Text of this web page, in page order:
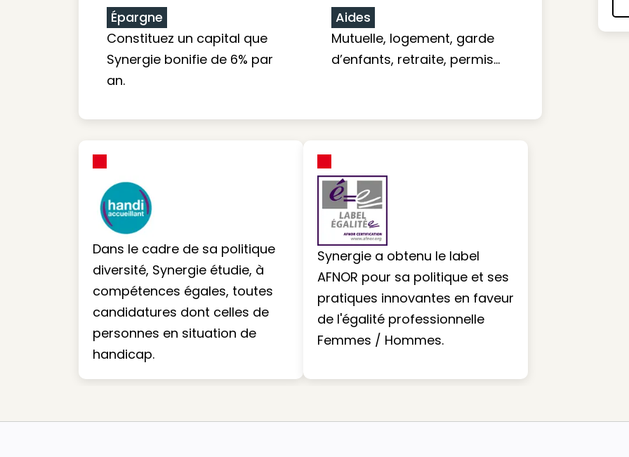
Épargne
Constituez un capital que
Synergie bonifie de 6% par
an.
Aides
Mutuelle, logement, garde
d’enfants, retraite, permis…
Dans le cadre de sa politique
diversité, Synergie étudie, à
compétences égales, toutes
candidatures dont celles de
personnes en situation de
handicap.
Synergie a obtenu le label
AFNOR pour sa politique et ses
pratiques innovantes en faveur
de l'égalité professionnelle
Femmes / Hommes.